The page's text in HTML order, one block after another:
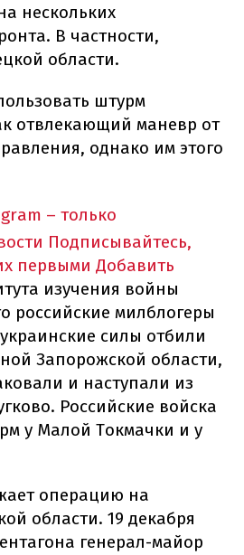
нескольких
В частности,
области.
штурм
отвлекающий маневр от
однако им этого
– только
Подписывайтесь,
первыми Добавить
изучения войны
российские милблогеры
силы отбили
Запорожской области,
и наступали из
Российские войска
у Малой Токмачки и у
операцию на
области. 19 декабря
генерал-майор